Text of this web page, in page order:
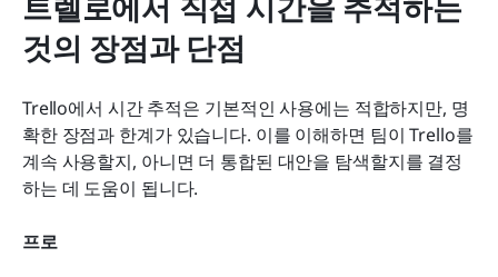
것의 장점과 단점
Trello에서 시간 추적은 기본적인 사용에는 적합하지만, 명
확한 장점과 한계가 있습니다. 이를 이해하면 팀이 Trello를
계속 사용할지, 아니면 더 통합된 대안을 탐색할지를 결정
하는 데 도움이 됩니다.
프로